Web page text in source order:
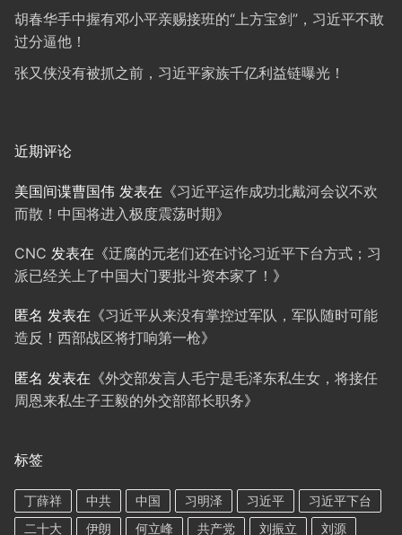
胡春华手中握有邓小平亲赐接班的“上方宝剑”，习近平不敢
过分逼他！
张又侠没有被抓之前，习近平家族千亿利益链曝光！
近期评论
美国间谍曹国伟 发表在《习近平运作成功北戴河会议不欢
而散！中国将进入极度震荡时期》
CNC 发表在《迂腐的元老们还在讨论习近平下台方式；习
派已经关上了中国大门要批斗资本家了！ 》
匿名 发表在《习近平从来没有掌控过军队，军队随时可能
造反！西部战区将打响第一枪》
匿名 发表在《外交部发言人毛宁是毛泽东私生女，将接任
周恩来私生子王毅的外交部部长职务》
标签
丁薛祥 中共 中国 习明泽 习近平
习近平下台
二十大
伊朗 何立峰 共产党 刘振立 刘源